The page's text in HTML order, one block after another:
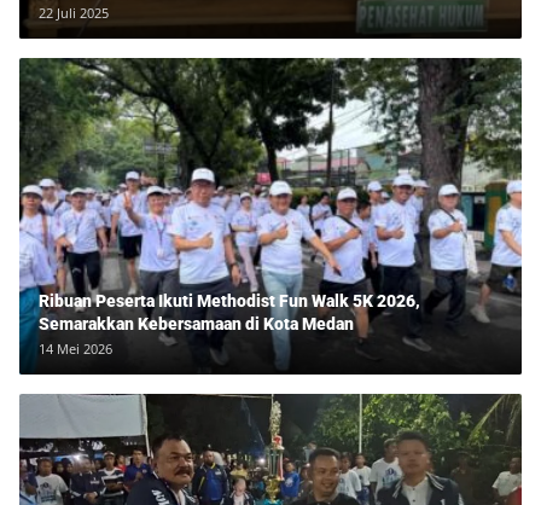
Lawan Tipu Rp850 Juta
22 Juli 2025
Ribuan Peserta Ikuti Methodist Fun Walk 5K 2026,
Semarakkan Kebersamaan di Kota Medan
14 Mei 2026